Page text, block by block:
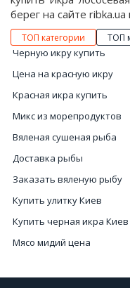
берег на сайте
ТОП категории ТОП
Черную икру купить
Цена на красную икру
Красная икра купить
Микс из морепродуктов
Вяленая сушеная рыба
Доставка рыбы
Заказать вяленую рыбу
Купить улитку Киев
Купить черная икра Киев
Мясо мидий цена